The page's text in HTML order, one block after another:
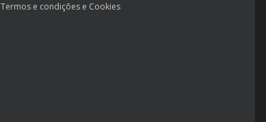
Termos e condiçõese Cookies